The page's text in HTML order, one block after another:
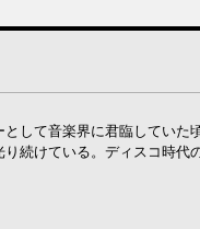
して音楽界に君臨してい
続けている。ディスコ時代